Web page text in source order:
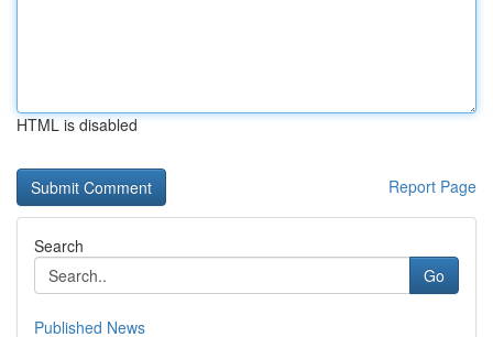
HTML is disabled
Report Page
Search
Go
Published News